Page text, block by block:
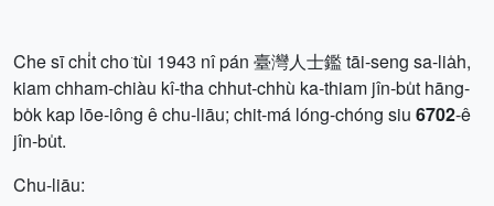
Che sī chi̍t cho͘ tùi 1943 nî pán 臺灣人士鑑 tāi-seng sa-lia̍h,
kiam chham-chiàu kî-tha chhut-chhù ka-thiam jîn-bu̍t hāng-
bo̍k kap lōe-iông ê chu-liāu; chit-má lóng-chóng siu 6702-ê
jîn-bu̍t.
Chu-liāu: